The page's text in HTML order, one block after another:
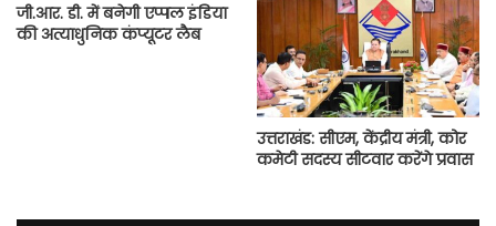
जी.आर. डी. में बनेगी एप्पल इंडिया
की अत्याधुनिक कंप्यूटर लैब
उत्तराखंड: सीएम, केंद्रीय मंत्री, कोर
कमेटी सदस्य सीटवार करेंगे प्रवास